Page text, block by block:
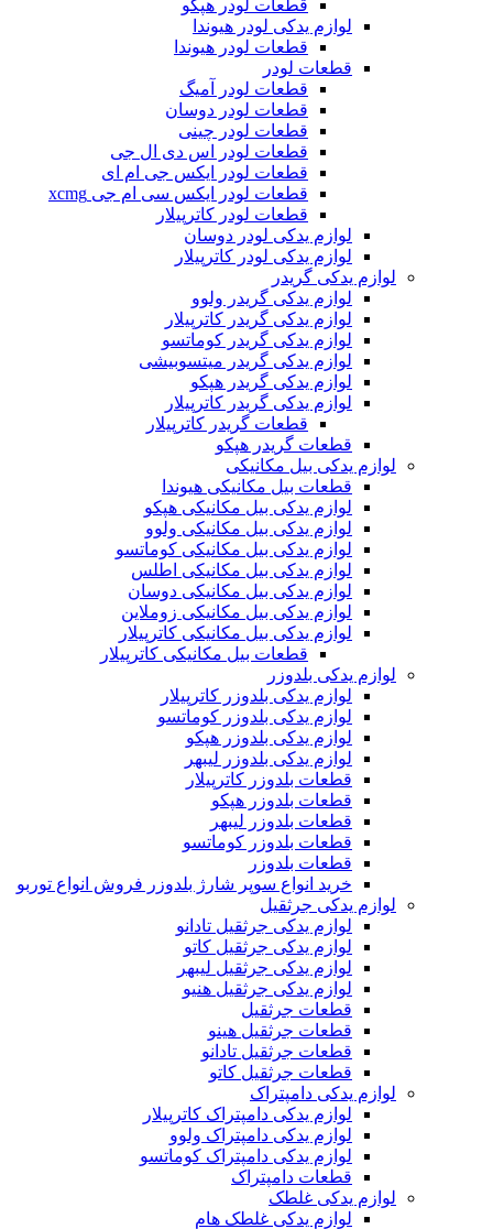
قطعات لودر هپکو
لوازم یدکی لودر هیوندا
قطعات لودر هیوندا
قطعات لودر
قطعات لودر آمیگ
قطعات لودر دوسان
قطعات لودر چینی
قطعات لودر اس دی ال جی
قطعات لودر ایکس جی ام ای
قطعات لودر ایکس سی ام جی xcmg
قطعات لودر کاترپیلار
لوازم یدکی لودر دوسان
لوازم یدکی لودر کاترپیلار
لوازم یدکی گریدر
لوازم یدکی گریدر ولوو
لوازم یدکی گریدر کاترپیلار
لوازم یدکی گریدر کوماتسو
لوازم یدکی گریدر میتسوبیشی
لوازم یدکی گریدر هپکو
لوازم یدکی گریدر کاترپیلار
قطعات گریدر کاترپیلار
قطعات گریدر هپکو
لوازم یدکی بیل مکانیکی
قطعات بیل مکانیکی هیوندا
لوازم یدکی بیل مکانیکی هپکو
لوازم یدکی بیل مکانیکی ولوو
لوازم یدکی بیل مکانیکی کوماتسو
لوازم یدکی بیل مکانیکی اطلس
لوازم یدکی بیل مکانیکی دوسان
لوازم یدکی بیل مکانیکی زوملاین
لوازم یدکی بیل مکانیکی کاترپیلار
قطعات بیل مکانیکی کاترپیلار
لوازم یدکی بلدوزر
لوازم یدکی بلدوزر کاترپیلار
لوازم یدکی بلدوزر کوماتسو
لوازم یدکی بلدوزر هپکو
لوازم یدکی بلدوزر لیبهر
قطعات بلدوزر کاترپیلار
قطعات بلدوزر هپکو
قطعات بلدوزر لیبهر
قطعات بلدوزر کوماتسو
قطعات بلدوزر
خرید انواع سوپر شارژ بلدوزر فروش انواع توربو
لوازم یدکی جرثقیل
لوازم یدکی جرثقیل تادانو
لوازم یدکی جرثقیل کاتو
لوازم یدکی جرثقیل لیبهر
لوازم یدکی جرثقیل هنیو
قطعات جرثقیل
قطعات جرثقیل هینو
قطعات جرثقیل تادانو
قطعات جرثقیل کاتو
لوازم یدکی دامپتراک
لوازم یدکی دامپتراک کاترپیلار
لوازم یدکی دامپتراک ولوو
لوازم یدکی دامپتراک کوماتسو
قطعات دامپتراک
لوازم یدکی غلطک
لوازم یدکی غلطک هام